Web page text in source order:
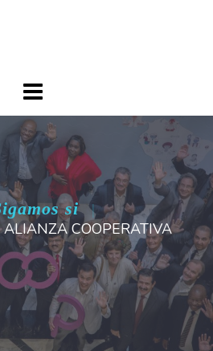
siendo or |
COOPERATIVA